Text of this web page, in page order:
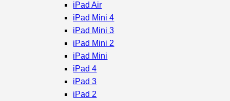
iPad Air
iPad Mini 4
iPad Mini 3
iPad Mini 2
iPad Mini
iPad 4
iPad 3
iPad 2